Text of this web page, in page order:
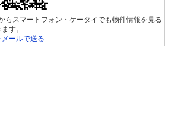
らスマートフォン・ケータイでも物件情報を見る
す。
ールで送る